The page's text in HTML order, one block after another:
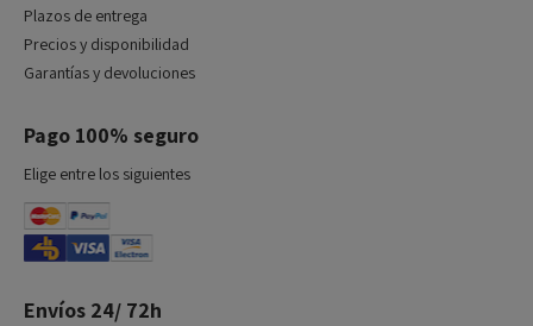
Plazos de entrega
Precios y disponibilidad
Garantías y devoluciones
Pago 100% seguro
Elige entre los siguientes
Envíos 24/ 72h